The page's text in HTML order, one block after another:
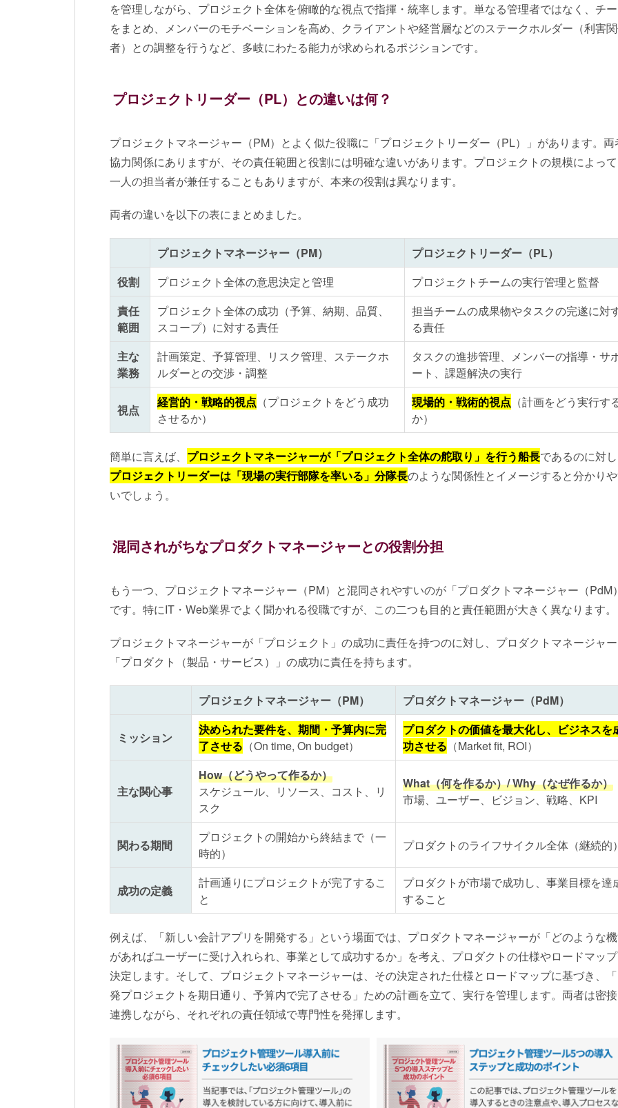
を管理しながら、プロジェクト全体を俯瞰的な視点で指揮・統率します。単なる管理者ではなく、チ
をまとめ、メンバーのモチベーションを高め、クライアントや経営層などのステークホルダー（利害
者）との調整を行うなど、多岐にわたる能力が求められるポジションです。
プロジェクトリーダー（PL）との違いは何？
プロジェクトマネージャー（PM）とよく似た役職に「プロジェクトリーダー（PL）」があります。両
協力関係にありますが、その責任範囲と役割には明確な違いがあります。プロジェクトの規模によっ
一人の担当者が兼任することもありますが、本来の役割は異なります。
両者の違いを以下の表にまとめました。
プロジェクトマネージャー（PM）
プロジェクトリーダー（PL）
役割
プロジェクト全体の意思決定と管理
プロジェクトチームの実行管理と監督
責任
範囲
プロジェクト全体の成功（予算、納期、品質、
スコープ）に対する責任
担当チームの成果物やタスクの完遂に対
る責任
主な
業務
計画策定、予算管理、リスク管理、ステークホ
ルダーとの交渉・調整
タスクの進捗管理、メンバーの指導・サ
ート、課題解決の実行
視点
経営的・戦略的視点 （プロジェクトをどう成功
させるか）
現場的・戦術的視点 （計画をどう実行す
か）
簡単に言えば、 プロジェクトマネージャーが「プロジェクト全体の舵取り」を行う船長であるのに対し
プロジェクトリーダーは「現場の実行部隊を率いる」分隊長のような関係性とイメージすると分かり
いでしょう。
混同されがちなプロダクトマネージャーとの役割分担
もう一つ、プロジェクトマネージャー（PM）と混同されやすいのが「プロダクトマネージャー（PdM
です。特にIT・Web業界でよく聞かれる役職ですが、この二つも目的と責任範囲が大きく異なります。
プロジェクトマネージャーが「プロジェクト」の成功に責任を持つのに対し、プロダクトマネージャ
「プロダクト（製品・サービス）」の成功に責任を持ちます。
プロジェクトマネージャー（PM） プロダクトマネージャー（PdM）
ミッション
決められた要件を、期間・予算内に完
了させる （On time, On budget）
プロダクトの価値を最大化し、ビジネスを
功させる （Market fit, ROI）
主な関心事
How（どうやって作るか）
スケジュール、リソース、コスト、リ
スク
What（何を作るか）/ Why（なぜ作るか）
市場、ユーザー、ビジョン、戦略、KPI
関わる期間
プロジェクトの開始から終結まで（一
時的）
プロダクトのライフサイクル全体（継続的）
成功の定義
計画通りにプロジェクトが完了するこ
と
プロダクトが市場で成功し、事業目標を達
すること
例えば、「新しい会計アプリを開発する」という場面では、プロダクトマネージャーが「どのような
があればユーザーに受け入れられ、事業として成功するか」を考え、プロダクトの仕様やロードマッ
決定します。そして、プロジェクトマネージャーは、その決定された仕様とロードマップに基づき、
発プロジェクトを期日通り、予算内で完了させる」ための計画を立て、実行を管理します。両者は密
連携しながら、それぞれの責任領域で専門性を発揮します。